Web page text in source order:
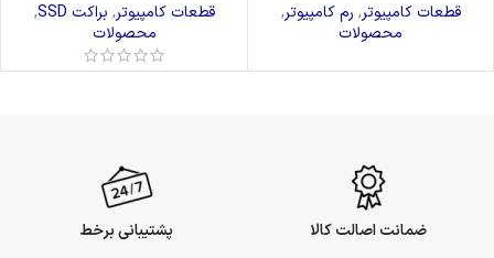
قطعات کامپیوتر, رم کامپیوتر,
محصولات
قطعات کامپیوتر, براکت SSD
,
محصولات
ضمانت اصالت کالا پشتیبانی برخط